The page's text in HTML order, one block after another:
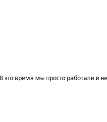
В это время мы просто работали и